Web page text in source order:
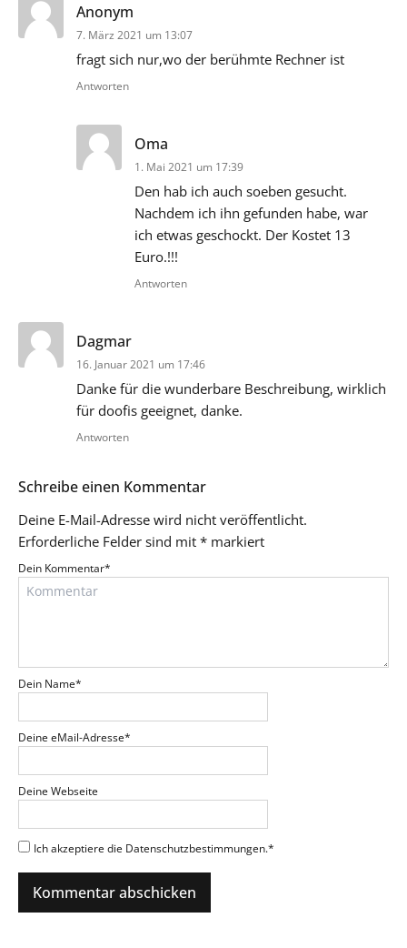
Anonym
7. März 2021 um 13:07
fragt sich nur,wo der berühmte Rechner ist
Antworten
Oma
1. Mai 2021 um 17:39
Den hab ich auch soeben gesucht.
Nachdem ich ihn gefunden habe, war
ich etwas geschockt. Der Kostet 13
Euro.!!!
Antworten
Dagmar
16. Januar 2021 um 17:46
Danke für die wunderbare Beschreibung, wirklich
für doofis geeignet, danke.
Antworten
Schreibe einen Kommentar
Deine E-Mail-Adresse wird nicht veröffentlicht.
Erforderliche Felder sind mit * markiert
Dein Kommentar*
Dein Name*
Deine eMail-Adresse*
Deine Webseite
Ich akzeptiere die Datenschutzbestimmungen.*